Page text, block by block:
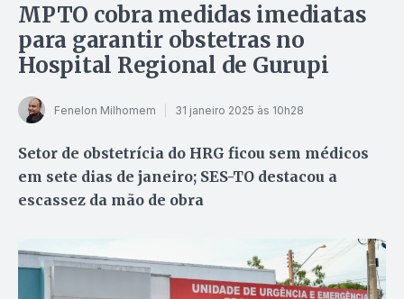
MPTO cobra medidas imediatas
para garantir obstetras no
Hospital Regional de Gurupi
Fenelon Milhomem 31 janeiro 2025 às 10h28
Setor de obstetrícia do HRG ficou sem médicos
em sete dias de janeiro; SES-TO destacou a
escassez da mão de obra